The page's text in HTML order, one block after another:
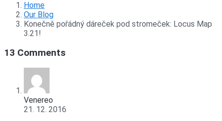
Home
Our Blog
Konečně pořádný dáreček pod stromeček: Locus Map
3.21!
13 Comments
Venereo
21. 12. 2016